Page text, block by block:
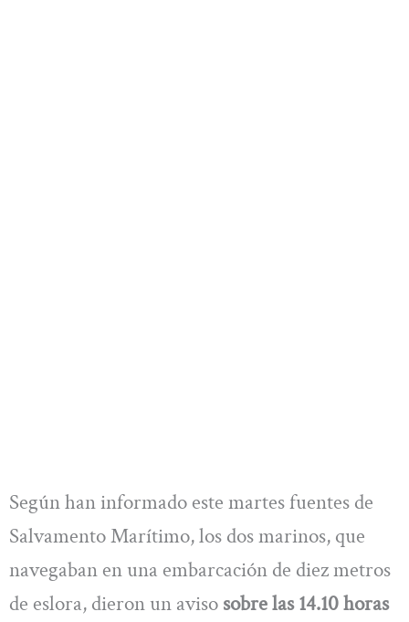
Según han informado este martes fuentes de
Salvamento Marítimo, los dos marinos, que
navegaban en una embarcación de diez metros
de eslora, dieron un aviso sobre las 14.10 horas